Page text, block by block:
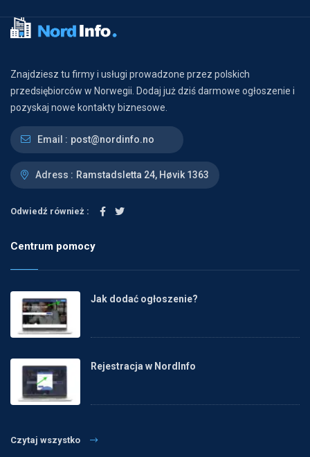
Znajdziesz tu firmy i usługi prowadzone przez polskich
przedsiębiorców w Norwegii. Dodaj już dziś darmowe ogłoszenie i
pozyskaj nowe kontakty biznesowe.
Email : post@nordinfo.no
Adress : Ramstadsletta 24, Høvik 1363
Odwiedź również :
Centrum pomocy
Jak dodać ogłoszenie?
Rejestracja w NordInfo
Czytaj wszystko